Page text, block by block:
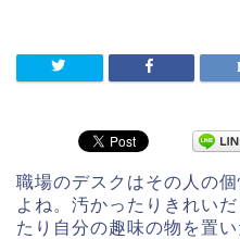
職場のデスクはその人の
よね。汚かったりきれい
たり自分の趣味の物を置